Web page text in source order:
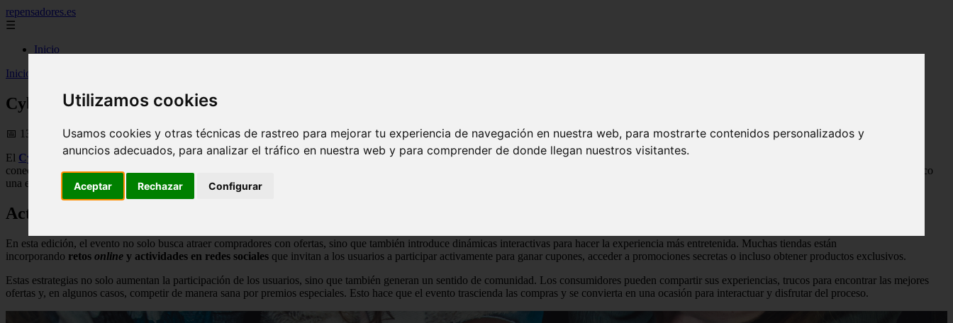
Utilizamos cookies
Usamos cookies y otras técnicas de rastreo para mejorar tu experiencia de navegación en nuestra web, para mostrarte contenidos personalizados y
anuncios adecuados, para analizar el tráfico en nuestra web y para comprender de donde llegan nuestros visitantes.
Aceptar Rechazar Configurar
repensadores.es
☰
Inicio
Inicio
Cyber Wow 2026: una experiencia de compra que trasciende las ofertas
📅 13/08/2025
El Cyber Wow 2024se ha consolidado como el principal evento de comercio electrónico en Perú, y su popularidad sigue en aumento. No es solo un periodo de descuentos, sino una experiencia que busca
conectar a las personas con sus intereses y necesidades. Esta edición no se limita únicamente a ofrecer promociones atractivas, sino que también introduce nuevas dinámicas para hacer del comercio electrónico
una experiencia más personalizada, cómoda y emocionante.
Actividades interactivas y retos
En esta edición, el evento no solo busca atraer compradores con ofertas, sino que también introduce dinámicas interactivas para hacer la experiencia más entretenida. Muchas tiendas están
incorporando retos online y actividades en redes sociales que invitan a los usuarios a participar activamente para ganar cupones, acceder a promociones secretas o incluso obtener productos exclusivos.
Estas estrategias no solo aumentan la participación de los usuarios, sino que también generan un sentido de comunidad. Los consumidores pueden compartir sus experiencias, trucos para encontrar las mejores
ofertas y, en algunos casos, competir de manera sana por premios especiales. Esto hace que el evento trascienda las compras y se convierta en una ocasión para interactuar y disfrutar del proceso.